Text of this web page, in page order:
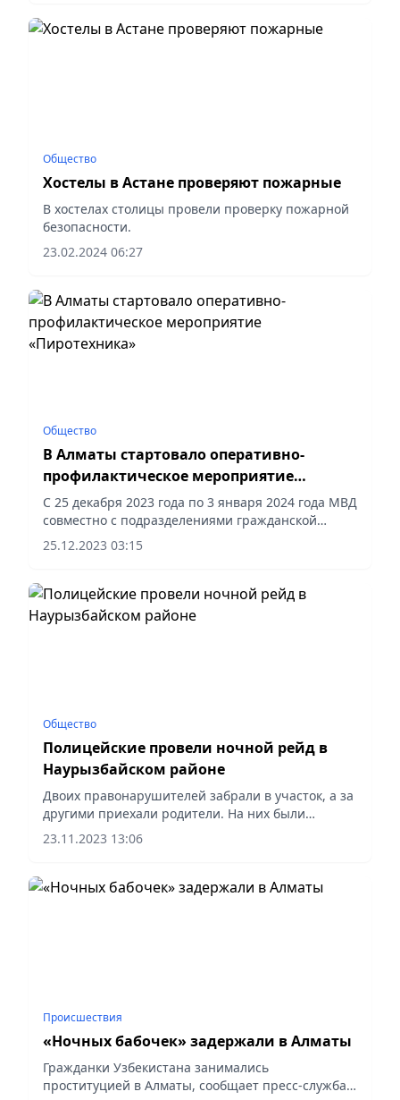
Общество
Хостелы в Астане проверяют пожарные
В хостелах столицы провели проверку пожарной
безопасности.
23.02.2024 06:27
Общество
В Алматы стартовало оперативно-
профилактическое мероприятие
«Пиротехника»
С 25 декабря 2023 года по 3 января 2024 года МВД
совместно с подразделениями гражданской
защиты МЧС проводится оперативно-
профилактическое мероприятие «Пиротехника»,
25.12.2023 03:15
Общество
Полицейские провели ночной рейд в
Наурызбайском районе
Двоих правонарушителей забрали в участок, а за
другими приехали родители. На них были
составлены административные протоколы. Кроме
этого, было выявлено два факта незаконной
23.11.2023 13:06
Происшествия
«Ночных бабочек» задержали в Алматы
Гражданки Узбекистана занимались
проституцией в Алматы, сообщает пресс-служба